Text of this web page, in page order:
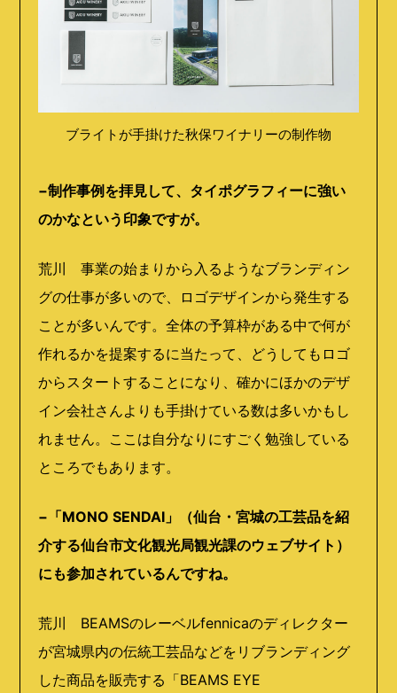
ブライトが手掛けた秋保ワイナリーの制作物
−制作事例を拝見して、タイポグラフィーに強い
のかなという印象ですが。
荒川 事業の始まりから入るようなブランディン
グの仕事が多いので、ロゴデザインから発生する
ことが多いんです。全体の予算枠がある中で何が
作れるかを提案するに当たって、どうしてもロゴ
からスタートすることになり、確かにほかのデザ
イン会社さんよりも手掛けている数は多いかもし
れません。ここは自分なりにすごく勉強している
ところでもあります。
−「MONO SENDAI」（仙台・宮城の工芸品を紹
介する仙台市文化観光局観光課のウェブサイト）
にも参加されているんですね。
荒川 BEAMSのレーベルfennicaのディレクター
が宮城県内の伝統工芸品などをリブランディング
した商品を販売する「BEAMS EYE